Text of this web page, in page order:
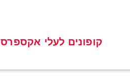
קופונים לעלי אקספרס